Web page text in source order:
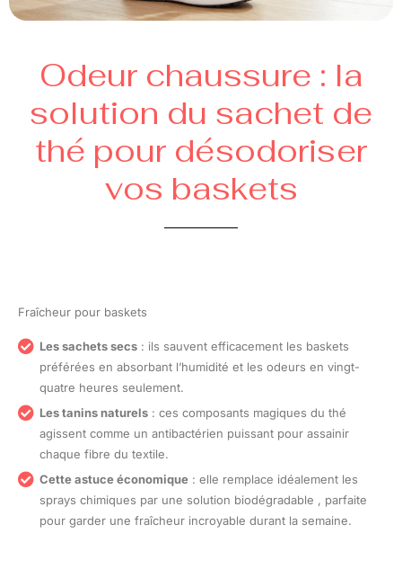
Odeur chaussure : la
solution du sachet de
thé pour désodoriser
vos baskets
Fraîcheur pour baskets
Les sachets secs : ils sauvent efficacement les baskets
préférées en absorbant l’humidité et les odeurs en vingt-
quatre heures seulement.
Les tanins naturels : ces composants magiques du thé
agissent comme un antibactérien puissant pour assainir
chaque fibre du textile.
Cette astuce économique : elle remplace idéalement les
sprays chimiques par une solution biodégradable , parfaite
pour garder une fraîcheur incroyable durant la semaine.